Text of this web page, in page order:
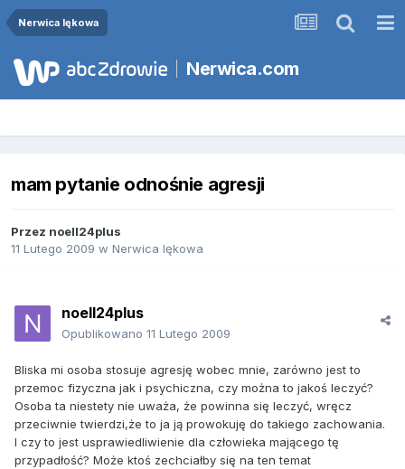
Nerwica lękowa
Nerwica.com
mam pytanie odnośnie agresji
Przez noell24plus
11 Lutego 2009 w Nerwica lękowa
noell24plus
Opublikowano 11 Lutego 2009
Bliska mi osoba stosuje agresję wobec mnie, zarówno jest to
przemoc fizyczna jak i psychiczna, czy można to jakoś leczyć?
Osoba ta niestety nie uważa, że powinna się leczyć, wręcz
przeciwnie twierdzi,że to ja ją prowokuję do takiego zachowania.
I czy to jest usprawiedliwienie dla człowieka mającego tę
przypadłość? Może ktoś zechciałby się na ten temat